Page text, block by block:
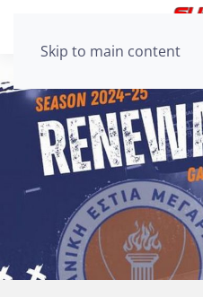
Skip to main content